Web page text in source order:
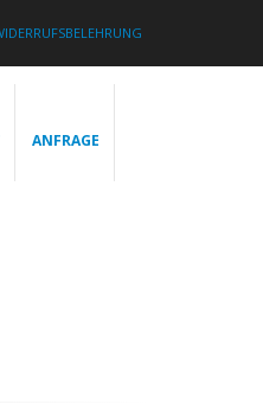
ANFRAGE